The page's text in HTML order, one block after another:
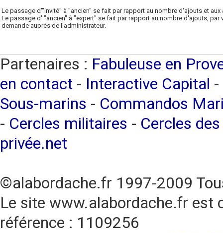
Le passage d'"invité" à "ancien" se fait par rapport au nombre d'ajouts et aux
Le passage d' "ancien" à "expert" se fait par rapport au nombre d'ajouts, par
demande auprès de l'administrateur.
Partenaires : Fabuleuse en
en contact - Interactive Capital -
Sous-marins - Commandos
- Cercles militaires - Cercles
privée.net
©alabordache.fr 1997-2009
Le site www.alabordache.fr est
référence : 1109256